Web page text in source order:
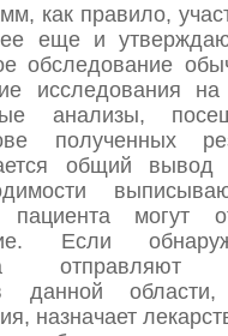
как правило,
еще и
обследование
исследования
анализы,
полученных
общий вывод
могут
Если
в данной
назначает